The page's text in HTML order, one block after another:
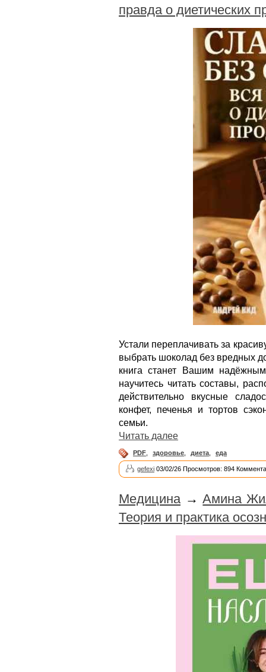
правда о диетических
Устали переплачивать за
выбрать шоколад без вредных
книга станет Вашим
научитесь читать составы,
действительно вкусные
конфет, печенья и тортов
семьи.
Читать далее
PDF здоровье диета еда
gefexi 03/02/26 Просмотров: 894
Медицина →Амина
Теория и практика